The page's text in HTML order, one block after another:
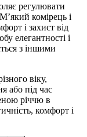
регулювати
комірець і
і захист від
елегантності і
з іншими
віку,
або під час
річчю в
комфорт і